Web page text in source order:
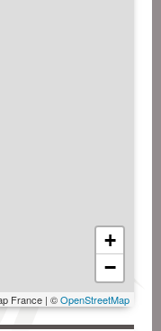
+
−
France | ©OpenStreetMap